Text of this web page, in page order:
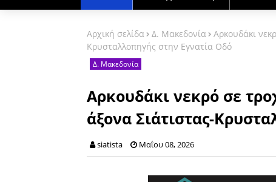
Αρχική σελίδα Δ. Μακεδονία
Aρκουδάκι
Κρυσταλλοπηγής στην Εγνατία Οδό
Δ. Μακεδονία
Aρκουδάκι νεκρό σε
άξονα Σιάτιστας-
siatista Μαΐου 08, 2026